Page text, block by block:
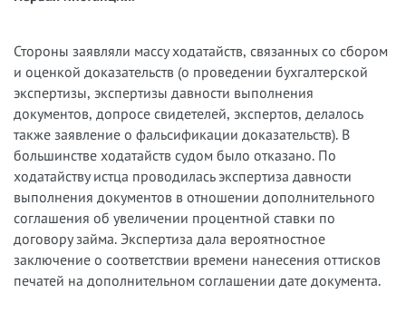
Стороны заявляли массу ходатайств, связанных со сбором
и оценкой доказательств (о проведении бухгалтерской
экспертизы, экспертизы давности выполнения
документов, допросе свидетелей, экспертов, делалось
также заявление о фальсификации доказательств). В
большинстве ходатайств судом было отказано. По
ходатайству истца проводилась экспертиза давности
выполнения документов в отношении дополнительного
соглашения об увеличении процентной ставки по
договору займа. Экспертиза дала вероятностное
заключение о соответствии времени нанесения оттисков
печатей на дополнительном соглашении дате документа.